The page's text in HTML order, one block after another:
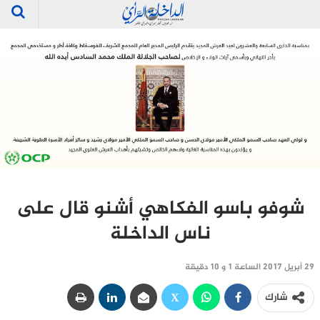
شوفو باسو الفكاهي أشنو قال على
ناس الداخلة
29 أبريل 2017 الساعة 1 و 10 دقيقة
شارك